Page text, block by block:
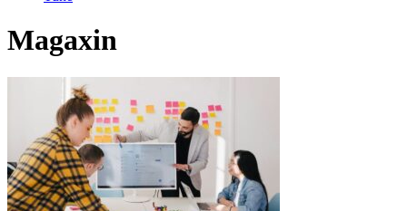
Magaxin